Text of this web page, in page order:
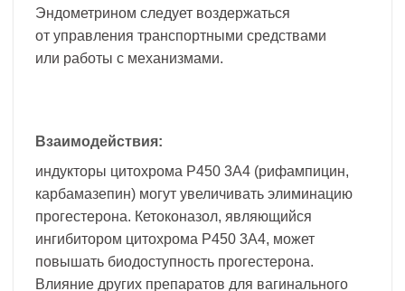
Эндометрином следует воздержаться
от управления транспортными средствами
или работы с механизмами.
Взаимодействия:
индукторы цитохрома Р450 3А4 (рифампицин,
карбамазепин) могут увеличивать элиминацию
прогестерона. Кетоконазол, являющийся
ингибитором цитохрома Р450 3А4, может
повышать биодоступность прогестерона.
Влияние других препаратов для вагинального